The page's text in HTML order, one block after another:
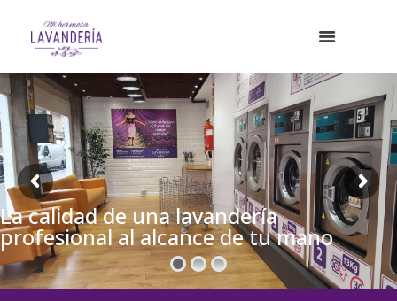
La calidad de una lavandería
profesional al alcance de tu mano